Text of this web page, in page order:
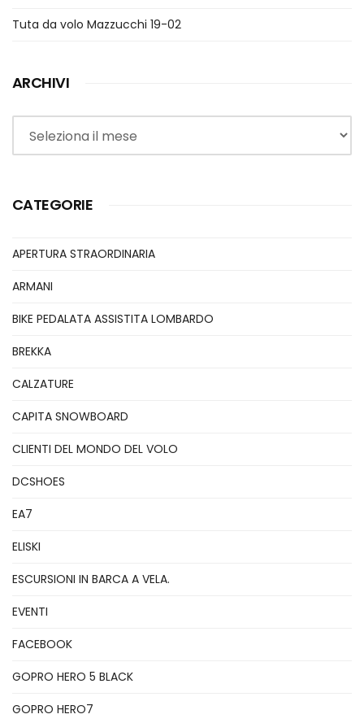
Tuta da volo Mazzucchi 19-02
ARCHIVI
Archivi
CATEGORIE
APERTURA STRAORDINARIA
ARMANI
BIKE PEDALATA ASSISTITA LOMBARDO
BREKKA
CALZATURE
CAPITA SNOWBOARD
CLIENTI DEL MONDO DEL VOLO
DCSHOES
EA7
ELISKI
ESCURSIONI IN BARCA A VELA.
EVENTI
FACEBOOK
GOPRO HERO 5 BLACK
GOPRO HERO7